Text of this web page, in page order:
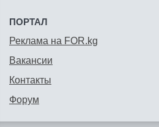
ПОРТАЛ
Реклама на FOR.kg
Вакансии
Контакты
Форум